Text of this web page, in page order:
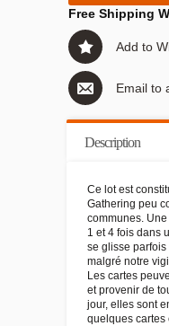
Free Shipping
Add to
Email to
Description
Ce lot est
Gathering peu
communes.
1 et 4 fois dans
se glisse
malgré notre
Les cartes
et provenir de
jour, elles sont
quelques cartes